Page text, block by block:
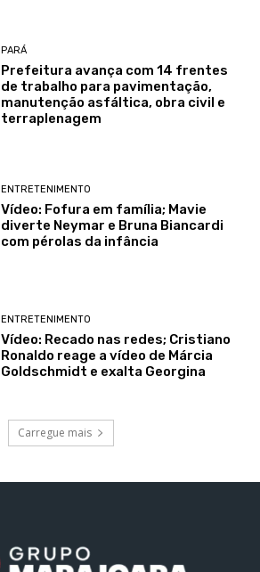
PARÁ
Prefeitura avança com 14 frentes
de trabalho para pavimentação,
manutenção asfáltica, obra civil e
terraplenagem
ENTRETENIMENTO
Vídeo: Fofura em família; Mavie
diverte Neymar e Bruna Biancardi
com pérolas da infância
ENTRETENIMENTO
Vídeo: Recado nas redes; Cristiano
Ronaldo reage a vídeo de Márcia
Goldschmidt e exalta Georgina
Carregue mais